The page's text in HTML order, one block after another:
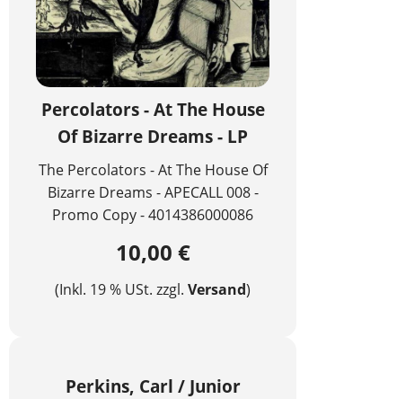
Percolators - At The House
Of Bizarre Dreams - LP
The Percolators - At The House Of
Bizarre Dreams - APECALL 008 -
Promo Copy - 4014386000086
10,00 €
(Inkl. 19 % USt. zzgl. Versand)
Perkins, Carl / Junior